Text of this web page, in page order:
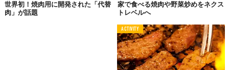
世界初！焼肉用に開発された「代替
肉」が話題
家で食べる焼肉や野菜炒めをネクス
トレベルへ
ACTIVITY